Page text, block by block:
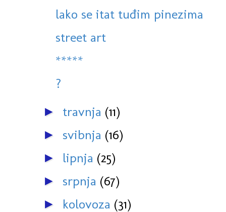
lako se itat tuđim pinezima
street art
*****
?
► travnja (11)
► svibnja (16)
► lipnja (25)
► srpnja (67)
► kolovoza (31)